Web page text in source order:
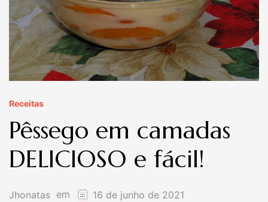
Receitas
Pêssego em camadas
DELICIOSO e fácil!
Jhonatas em 16 de junho de 2021